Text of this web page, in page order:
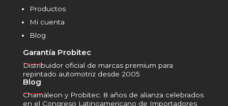
Productos
Mi cuenta
Blog
Garantía Probitec
______
Distribuidor oficial de marcas premium para
repintado automotriz desde 2005
Blog
______
Chamäleon y Probitec: 8 años de alianza celebrados
en el Congreso Latinoamericano de Importadores